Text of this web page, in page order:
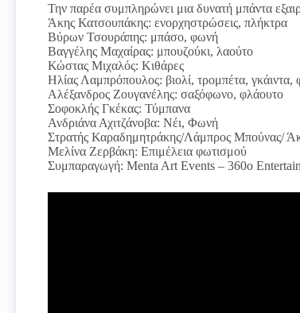
Την παρέα συμπληρώνει μια δυνατή μπάντα
Άκης Κατσουπάκης: ενορχηστρώσεις, πλήκτρα
Βύρων Τσουράπης: μπάσο, φωνή
Βαγγέλης Μαχαίρας: μπουζούκι, λαούτο
Κώστας Μιχαλός: Κιθάρες
Ηλίας Λαμπρόπουλος: βιολί, τρομπέτα, γκάιντα,
Αλέξανδρος Ζουγανέλης: σαξόφωνο, φλάουτο
Σοφοκλής Γκέκας: Τύμπανα
Ανδριάνα Αχιτζάνοβα: Νέι, Φωνή
Στρατής Καραδημητράκης/Λάμπρος Μπούνας/
Μελίνα Ζερβάκη: Επιμέλεια φωτισμού
Συμπαραγωγή: Menta Art Events – 360ο